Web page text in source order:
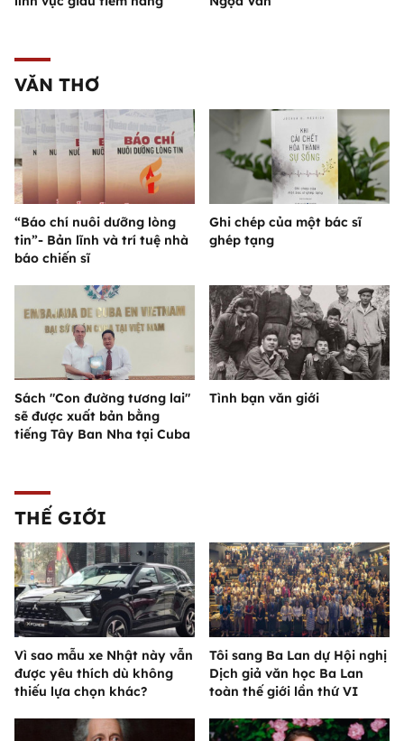
VĂN THƠ
“Báo chí nuôi dưỡng lòng
tin”- Bản lĩnh và trí tuệ nhà
báo chiến sĩ
Ghi chép của một bác sĩ
ghép tạng
Sách "Con đường tương lai"
sẽ được xuất bản bằng
tiếng Tây Ban Nha tại Cuba
Tình bạn văn giới
THẾ GIỚI
Vì sao mẫu xe Nhật này vẫn
được yêu thích dù không
thiếu lựa chọn khác?
Tôi sang Ba Lan dự Hội nghị
Dịch giả văn học Ba Lan
toàn thế giới lần thứ VI